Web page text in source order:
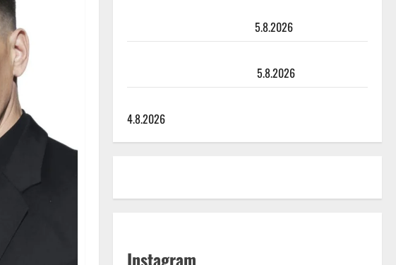
5.8.2026
5.8.2026
4.8.2026
Instagram